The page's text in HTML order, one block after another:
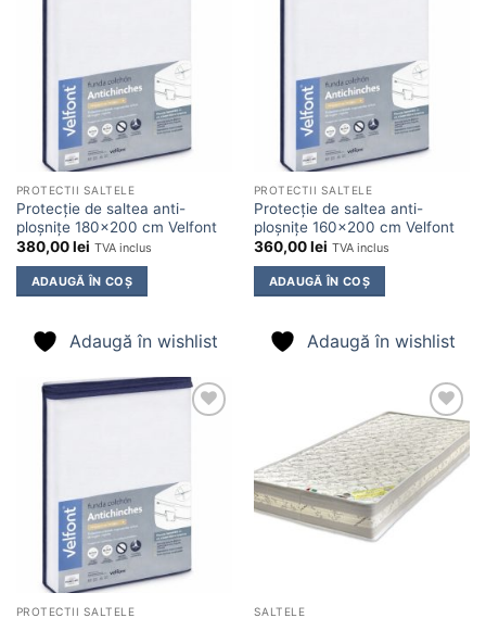
PROTECTII SALTELE
Protecție de saltea anti-
ploșnițe 180×200 cm Velfont
380,00lei TVA inclus
ADAUGĂ ÎN COȘ
Adaugă în wishlist
PROTECTII SALTELE
Protecție de saltea anti-
ploșnițe 160×200 cm Velfont
360,00lei TVA inclus
ADAUGĂ ÎN COȘ
Adaugă în wishlist
PROTECTII SALTELE
Adaugă
în
wishlist
SALTELE